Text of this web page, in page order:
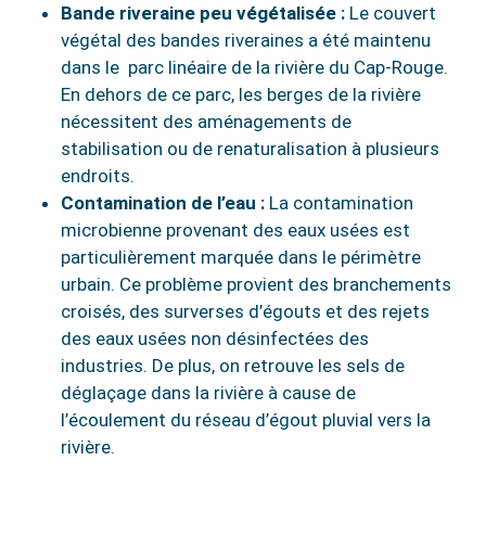
Bande riveraine peu végétalisée : Le couvert
végétal des bandes riveraines a été maintenu
dans le parc linéaire de la rivière du Cap-Rouge.
En dehors de ce parc, les berges de la rivière
nécessitent des aménagements de
stabilisation ou de renaturalisation à plusieurs
endroits.
Contamination de l’eau : La contamination
microbienne provenant des eaux usées est
particulièrement marquée dans le périmètre
urbain. Ce problème provient des branchements
croisés, des surverses d’égouts et des rejets
des eaux usées non désinfectées des
industries. De plus, on retrouve les sels de
déglaçage dans la rivière à cause de
l’écoulement du réseau d’égout pluvial vers la
rivière.